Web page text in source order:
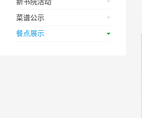
新书院活动
菜谱公示
餐点展示